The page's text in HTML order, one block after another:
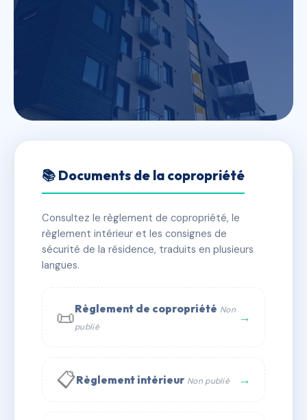
SDC 22 LAMBER
✓ Immatriculée 🏠 44 lots 🏗 1 bâtiment(s)
📞 Contacter Syndic Digital
📚 Documents de la copropriété
Consultez le règlement de copropriété, le
règlement intérieur et les consignes de
sécurité de la résidence, traduits en plusieurs
langues.
📜Règlement de copropriété Non
publié
→
📋Règlement intérieur Non publié →